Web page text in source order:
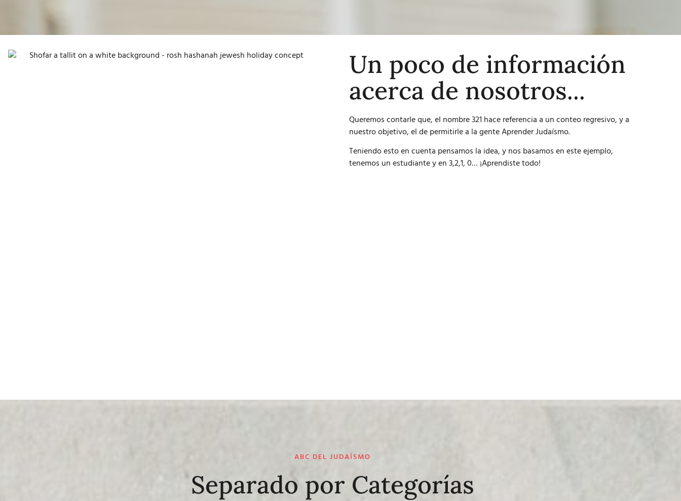
Un poco de información
acerca de nosotros...
Queremos contarle que, el nombre 321 hace referencia a un conteo regresivo, y a
nuestro objetivo, el de permitirle a la gente Aprender Judaísmo.
Teniendo esto en cuenta pensamos la idea, y nos basamos en este ejemplo,
tenemos un estudiante y en 3,2,1, 0… ¡Aprendiste todo!
ABC DEL JUDAÍSMO
Separado por Categorías